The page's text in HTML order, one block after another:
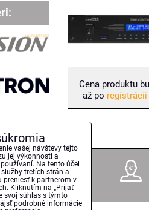
Cena produktu
až po
na trhu
vašej návštevy tejto
jej výkonnosti a
Na tento účel
tretích strán a
preniesť k partnerom v
Kliknutím na „Prijať
svoj súhlas s týmto
podrobné informácie